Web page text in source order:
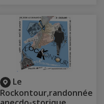
Le
Rockontour,randonnée